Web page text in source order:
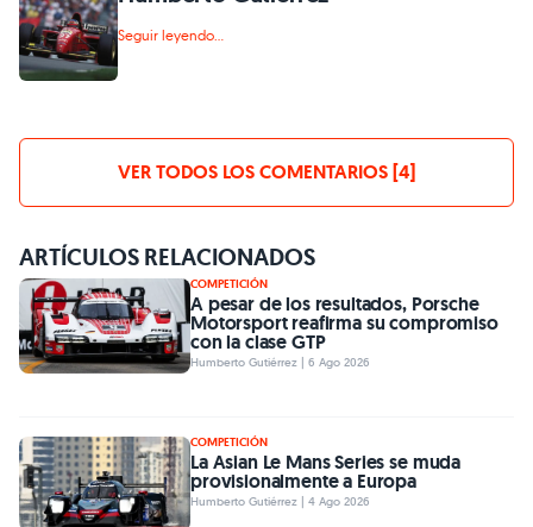
Seguir leyendo...
VER TODOS LOS COMENTARIOS [4]
ARTÍCULOS RELACIONADOS
COMPETICIÓN
A pesar de los resultados, Porsche
Motorsport reafirma su compromiso
con la clase GTP
Humberto Gutiérrez | 6 Ago 2026
COMPETICIÓN
La Asian Le Mans Series se muda
provisionalmente a Europa
Humberto Gutiérrez | 4 Ago 2026